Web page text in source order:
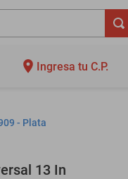
Ingresa tu C.P.
- Plata
13 In